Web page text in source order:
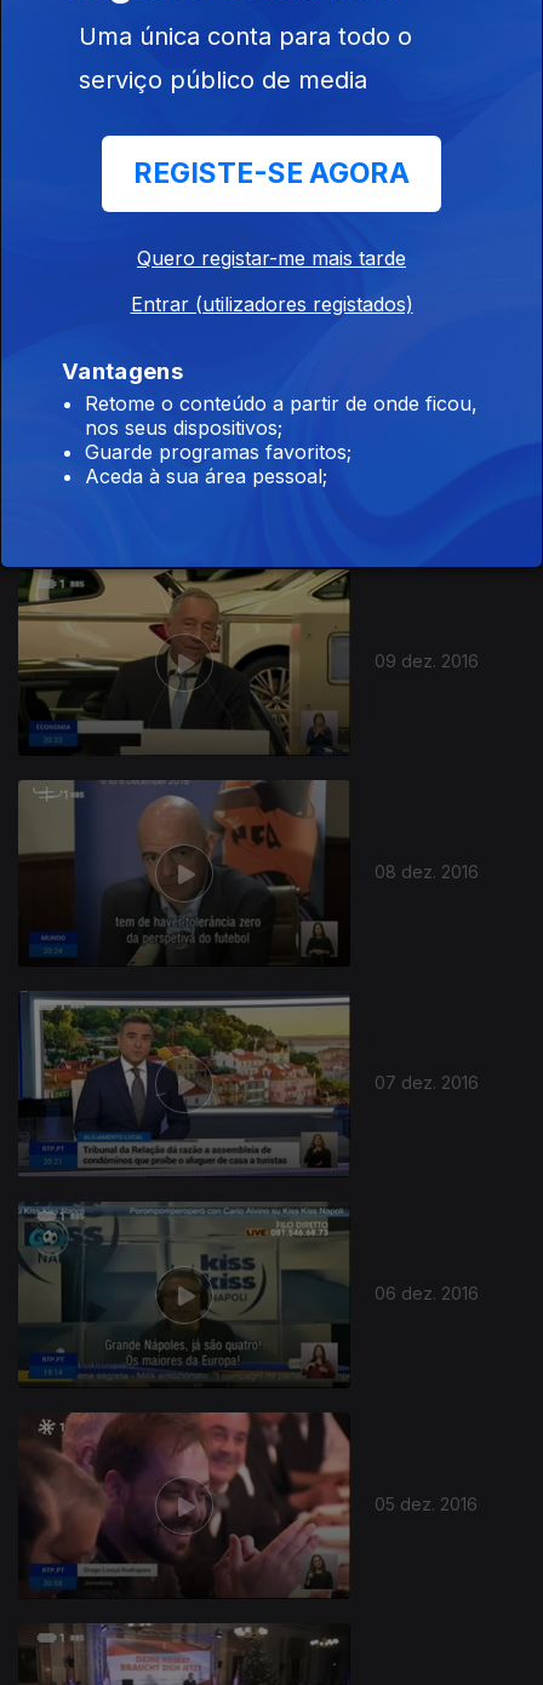
12 dez. 2016
09 dez. 2016
08 dez. 2016
263289
07 dez. 2016
06 dez. 2016
05 dez. 2016
Uma única conta para todo o
serviço público de media
REGISTE-SE AGORA
Quero registar-me mais tarde
Entrar (utilizadores registados)
Vantagens
Retome o conteúdo a partir de onde ficou,
nos seus dispositivos;
Guarde programas favoritos;
Aceda à sua área pessoal;